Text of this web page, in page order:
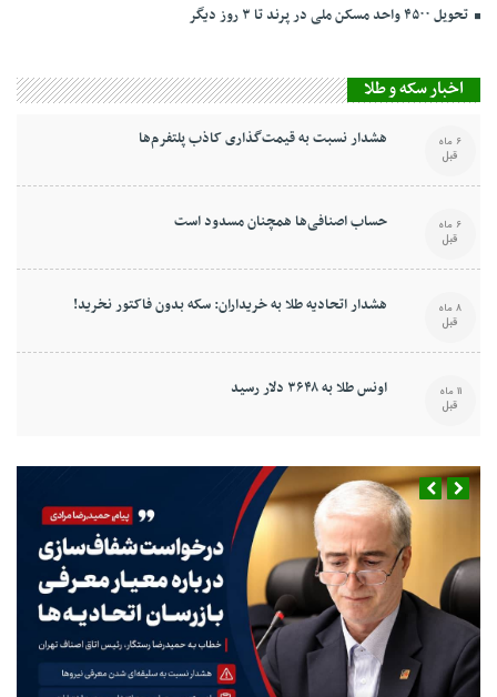
تحویل ۴۵۰۰ واحد مسکن ملی در پرند تا ۳ روز دیگر
اخبار سکه و طلا
هشدار نسبت به قیمت‌گذاری کاذب پلتفرم‌ها 6 ماه
قبل
حساب اصنافی‌ها همچنان مسدود است 6 ماه
قبل
هشدار اتحادیه طلا به خریداران: سکه بدون فاکتور نخرید! 8 ماه
قبل
اونس طلا به ۳۶۴۸ دلار رسید 11 ماه
قبل